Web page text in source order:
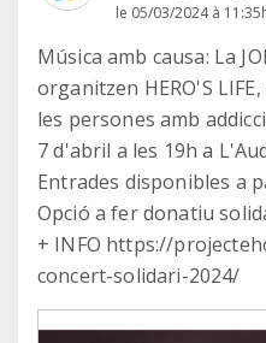
le 05/03/2024 à
Música amb causa: La
organitzen HERO'S
les persones amb
️7 d'abril a les 19h a
️Entrades disponibles a
Opció a fer donatiu
+ INFO https://
concert-solidari-2024/